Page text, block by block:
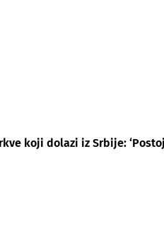
koji dolazi iz Srbije: